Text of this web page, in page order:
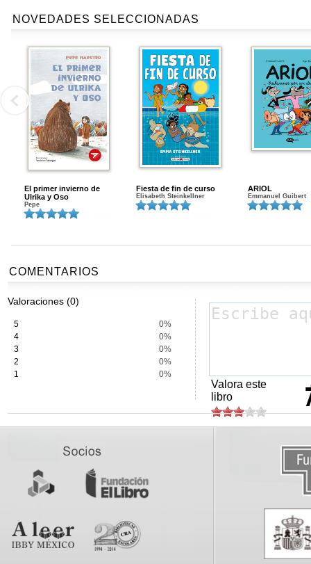
NOVEDADES SELECCIONADAS
El primer invierno de
Ulrika y Oso
Pepe
Fiesta de fin de curso
Elisabeth Steinkellner
ARIOL
Emmanuel Guibert
COMENTARIOS
Valoraciones (0)
5
0%
4
0%
3
0%
2
0%
1
0%
Valora este
libro